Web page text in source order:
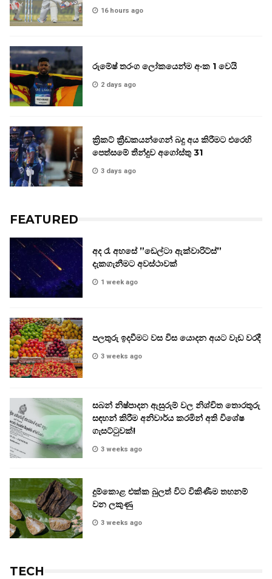
16 hours ago
රුමේෂ් තරංග ලෝකයෙන්ම අංක 1 වෙයි
2 days ago
ක්‍රිකට් ක්‍රීඩකයන්ගෙන් බදු අය කිරීමට එරෙහි
පෙත්සමේ තීන්දුව අගෝස්තු 31
3 days ago
FEATURED
අද රෑ අහසේ ”ඩෙල්ටා ඇක්වාරිට්ස්”
දැකගැනීමට අවස්ථාවක්
1 week ago
පලතුරු ඉදවීමට වස විස යොදන අයට වැඩ වරදී
3 weeks ago
සබන් නිෂ්පාදන ඇසුරුම් වල නිශ්චිත තොරතුරු
සඳහන් කිරීම අනිවාර්ය කරමින් අති විශේෂ
ගැසට්ටුවක්!
3 weeks ago
දුම්කොළ එක්ක බුලත් විට විකිණීම තහනම්
වන ලකුණු
3 weeks ago
TECH